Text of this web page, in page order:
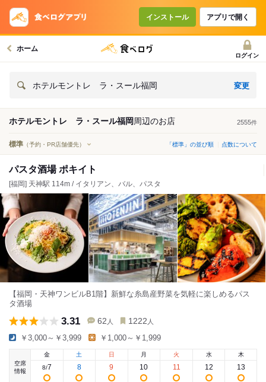
インストール アプリで開く
ホーム
ログイン
ホテルモントレ ラ・スール福岡 変更
ホテルモントレ ラ・スール福岡周辺のお店 2555件
標準 （予約・PR店舗優先） 「標準」の並び順 点数について
パスタ酒場 ポキイト
[福岡] 天神駅 114m / イタリアン、バル、パスタ
【福岡・天神ワンビルB1階】新鮮な糸島産野菜を気軽に楽しめるパス
タ酒場
3.31 62 人 1222 人
￥3,000～￥3,999 ￥1,000～￥1,999
空席
情報
金
8/7
土
8
日
9
月
10
火
11
水
12
木
13